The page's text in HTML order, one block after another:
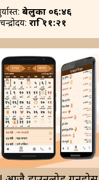
बेलुका ०६:४६
रात्रि ११:२१